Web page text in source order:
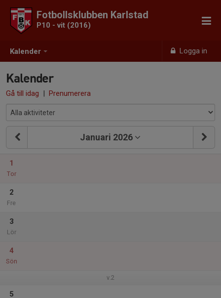
Kalender Logga in
Fotbollsklubben Karlstad
P10 - vit (2016)
Kalender
Gå till idag | Prenumerera
Januari 2026
1
Tor
2
Fre
3
Lör
4
Sön
v.2
5